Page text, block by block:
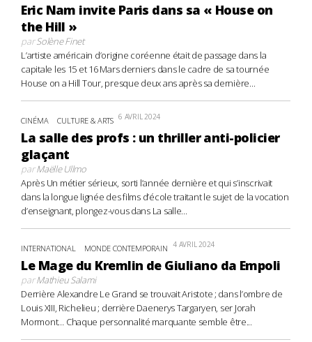
Eric Nam invite Paris dans sa « House on
the Hill »
parSolène Finet
L’artiste américain d’origine coréenne était de passage dans la
capitale les 15 et 16 Mars derniers dans le cadre de sa tournée
House on a Hill Tour, presque deux ans après sa dernière...
CINÉMA CULTURE & ARTS 6 AVRIL 2024
La salle des profs : un thriller anti-policier
glaçant
parMaëlle Ullmo
Après Un métier sérieux, sorti l’année dernière et qui s’inscrivait
dans la longue lignée des films d’école traitant le sujet de la vocation
d’enseignant, plongez-vous dans La salle...
INTERNATIONAL MONDE CONTEMPORAIN 4 AVRIL 2024
Le Mage du Kremlin de Giuliano da Empoli
parMathieu Salami
Derrière Alexandre Le Grand se trouvait Aristote ; dans l’ombre de
Louis XIII, Richelieu ; derrière Daenerys Targaryen, ser Jorah
Mormont… Chaque personnalité marquante semble être...